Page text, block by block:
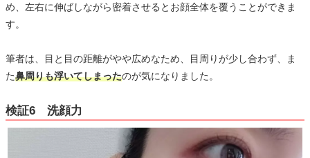
め、左右に伸ばしながら密着させるとお顔全体を覆うことができま
す。
筆者は、目と目の距離がやや広めなため、目周りが少し合わず、ま
た鼻周りも浮いてしまったのが気になりました。
検証6 洗顔力